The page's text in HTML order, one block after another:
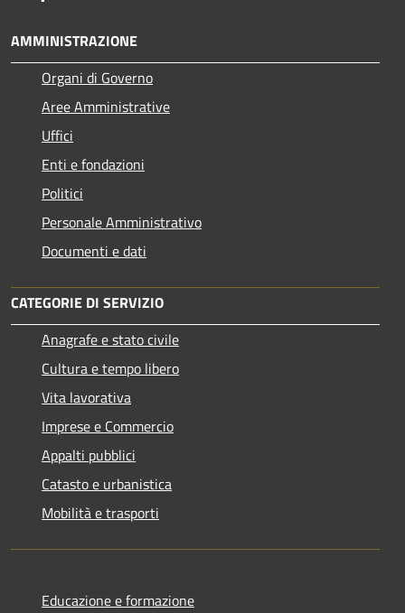
AMMINISTRAZIONE
Organi di Governo
Aree Amministrative
Uffici
Enti e fondazioni
Politici
Personale Amministrativo
Documenti e dati
CATEGORIE DI SERVIZIO
Anagrafe e stato civile
Cultura e tempo libero
Vita lavorativa
Imprese e Commercio
Appalti pubblici
Catasto e urbanistica
Mobilità e trasporti
Educazione e formazione